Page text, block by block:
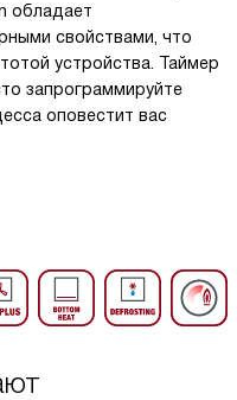
обладает
свойствами, что
устройства. Таймер
запрограммируйте
оповестит вас